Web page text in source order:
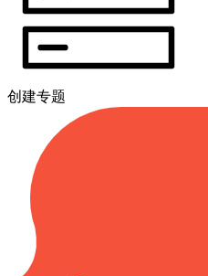
创建专题